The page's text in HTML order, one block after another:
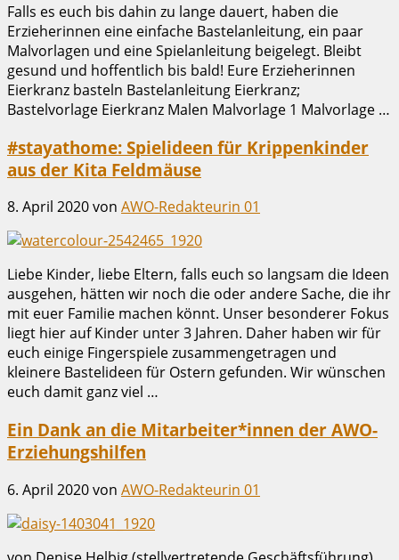
Falls es euch bis dahin zu lange dauert, haben die
Erzieherinnen eine einfache Bastelanleitung, ein paar
Malvorlagen und eine Spielanleitung beigelegt. Bleibt
gesund und hoffentlich bis bald! Eure Erzieherinnen
Eierkranz basteln Bastelanleitung Eierkranz;
Bastelvorlage Eierkranz Malen Malvorlage 1 Malvorlage …
#stayathome: Spielideen für Krippenkinder
aus der Kita Feldmäuse
8. April 2020von AWO-Redakteurin 01
Liebe Kinder, liebe Eltern, falls euch so langsam die Ideen
ausgehen, hätten wir noch die oder andere Sache, die ihr
mit euer Familie machen könnt. Unser besonderer Fokus
liegt hier auf Kinder unter 3 Jahren. Daher haben wir für
euch einige Fingerspiele zusammengetragen und
kleinere Bastelideen für Ostern gefunden. Wir wünschen
euch damit ganz viel …
Ein Dank an die Mitarbeiter*innen der AWO-
Erziehungshilfen
6. April 2020von AWO-Redakteurin 01